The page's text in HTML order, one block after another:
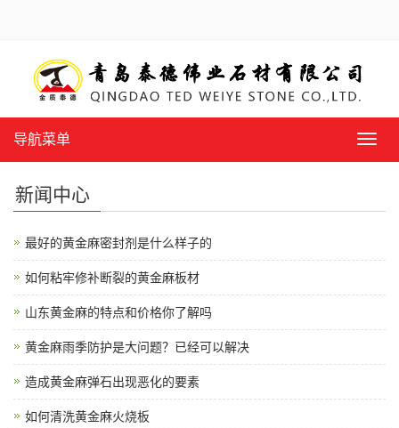
导
导航菜单
新闻中心
最好的黄金麻密封剂是什么样子的
如何粘牢修补断裂的黄金麻板材
山东黄金麻的特点和价格你了解吗
黄金麻雨季防护是大问题？已经可以解决
造成黄金麻弹石出现恶化的要素
如何清洗黄金麻火烧板